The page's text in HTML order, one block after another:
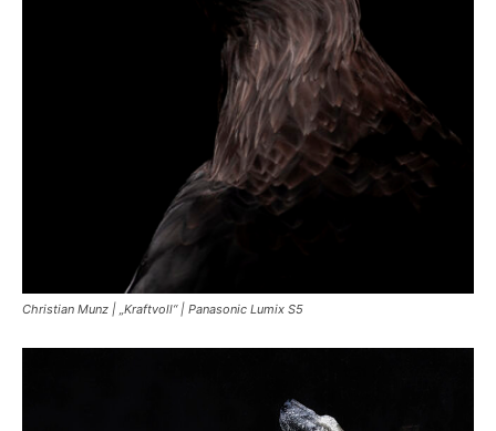
Christian Munz | „Kraftvoll“ | Panasonic Lumix S5